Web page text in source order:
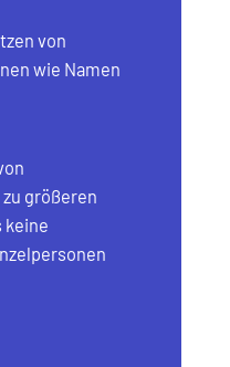
von
wie Namen
größeren
keine